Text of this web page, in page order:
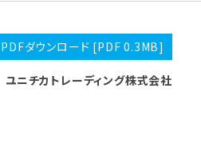
PDFダウンロード [PDF 0.3MB]
ユニチカトレーディング株式会社